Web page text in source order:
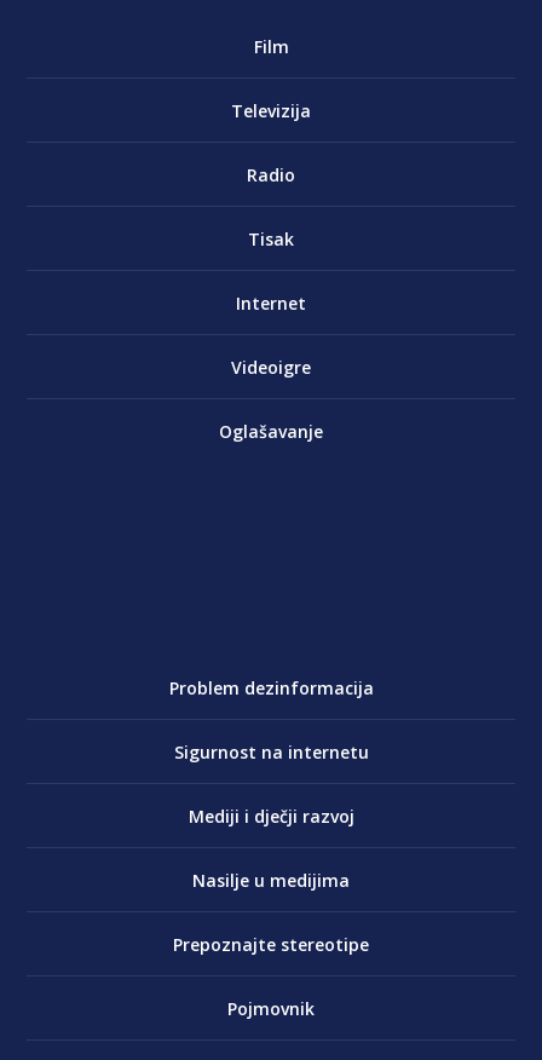
Film
Televizija
Radio
Tisak
Internet
Videoigre
Oglašavanje
Problem dezinformacija
Sigurnost na internetu
Mediji i dječji razvoj
Nasilje u medijima
Prepoznajte stereotipe
Pojmovnik